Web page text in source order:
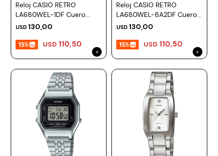
Reloj CASIO RETRO
LA680WEL-1DF Cuero
Negro Esfera 28mm
USD 130,00
USD 110,50
Reloj CASIO RETRO
LA680WEL-8A2DF Cuero
Gris Esfera 28mm
USD 130,00
USD 110,50